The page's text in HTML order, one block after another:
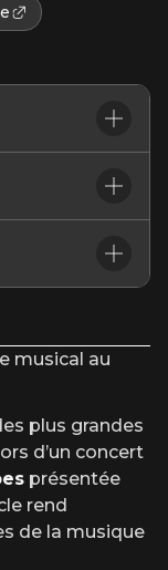
à proximité du
avant votre
musical au
plus grandes
d’un concert
présentée
rend
de la musique